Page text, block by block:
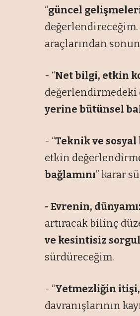
“güncel
araçlarından
- “Net bilgi, etkin
değerlendirmedeki
yerine bütünsel
- “Teknik ve
etkin
bağlamını” karar
- Evrenin,
artıracak bilinç
ve kesintisiz
sürdüreceğim.
- “Yetmezliğin
davranışlarının